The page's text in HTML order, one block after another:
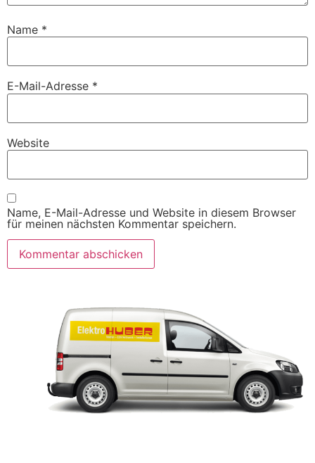
Name *
E-Mail-Adresse *
Website
Name, E-Mail-Adresse und Website in diesem Browser
für meinen nächsten Kommentar speichern.